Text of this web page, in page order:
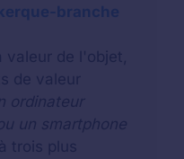
branche
valeur de l'objet,
de valeur
ordinateur
un smartphone
trois plus